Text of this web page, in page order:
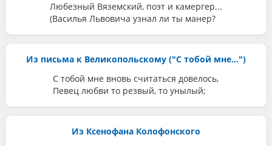
Любезный Вяземский, поэт и камергер...
(Василья Львовича узнал ли ты манер?
Из письма к Великопольскому ("С тобой мне...")
С тобой мне вновь считаться довелось,
Певец любви то резвый, то унылый;
Из Ксенофана Колофонского